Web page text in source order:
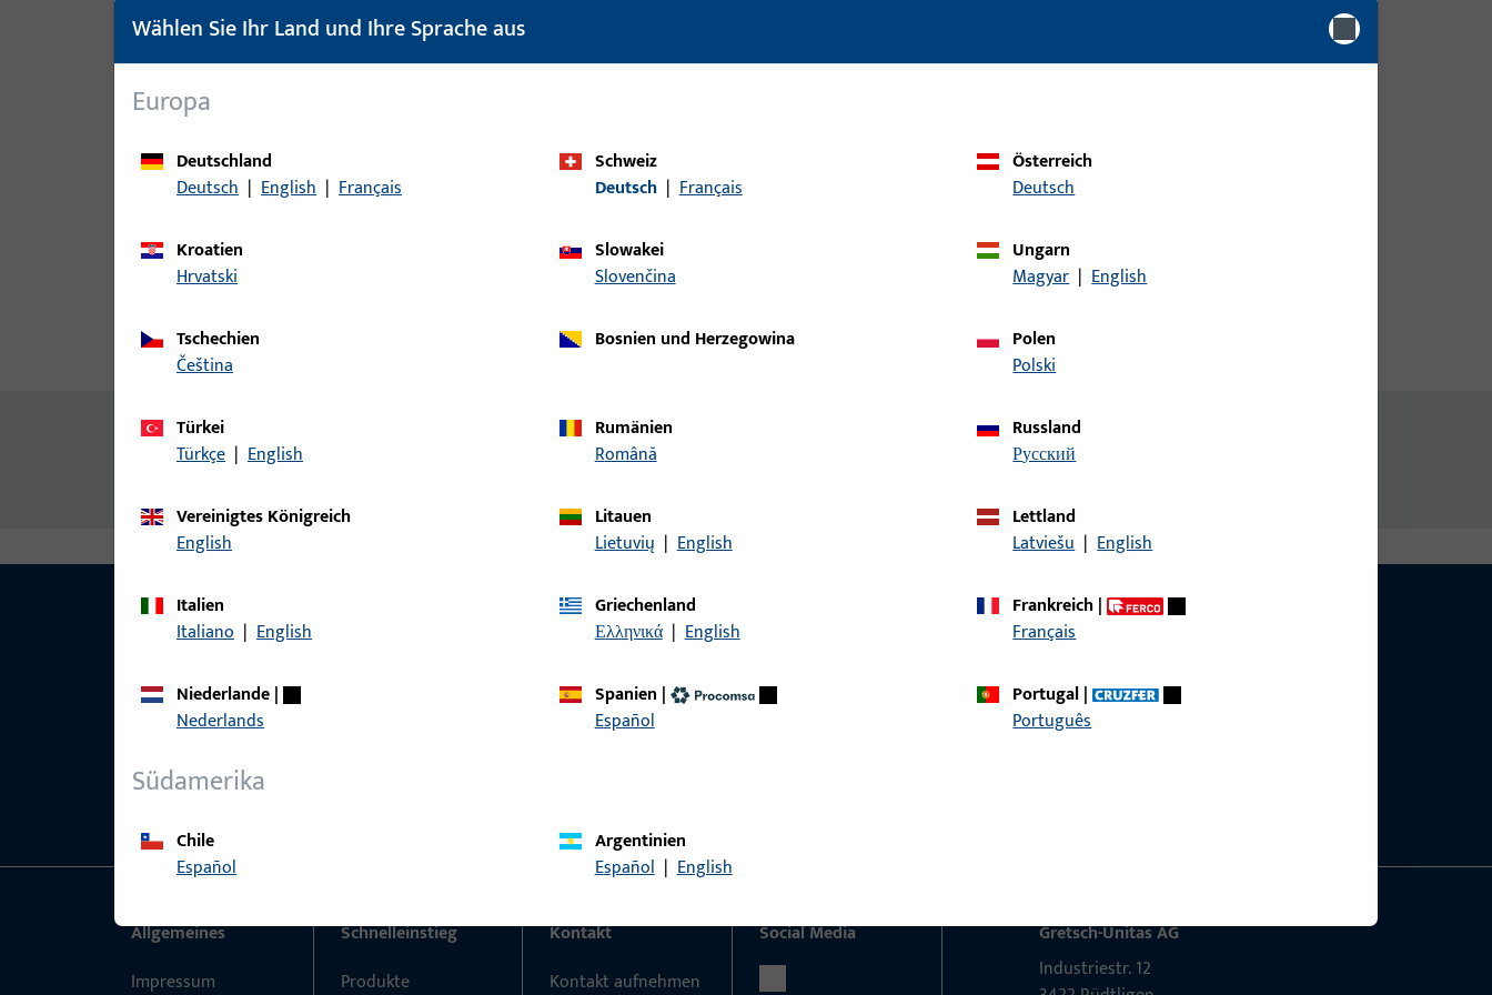
Oberflächenbeschreibung
Verpackungseinheit
Bitte melden Sie sich mit Ihren
Kundendaten an um eine
Produktbeschreibung Technische Daten Downloads
Zusatzinformationen
Auflaufplatte für Flügelfix
KONTAKT
Wir helfen Ihnen gern!
Haben Sie Fragen oder wünschen Sie persönliche Beratung?
Wählen Sie Ihr Land und Ihre Sprache aus
Europa
Deutschland
Deutsch | English | Français
Schweiz
Deutsch | Français
Österreich
Deutsch
Kroatien
Hrvatski
Slowakei
Slovenčina
Ungarn
Magyar | English
Tschechien
čeština
Bosnien und Herzegowina
Polen
Polski
Türkei
Türkçe | English
Rumänien
Română
Russland
русский
Vereinigtes Königreich
English
Litauen
Lietuvių | English
Lettland
Latviešu | English
Italien
Italiano | English
Griechenland
Ελληνικά | English
Frankreich|
Français
Niederlande|
Nederlands
Spanien |
Español
Portugal|
Português
Südamerika
Chile
Español
Argentinien
Español | English
Allgemeines
Impressum
Schnelleinstieg
Produkte
Kontakt
Kontakt aufnehmen
Social Media
Gretsch-Unitas AG
Indu­s­triestr. 12